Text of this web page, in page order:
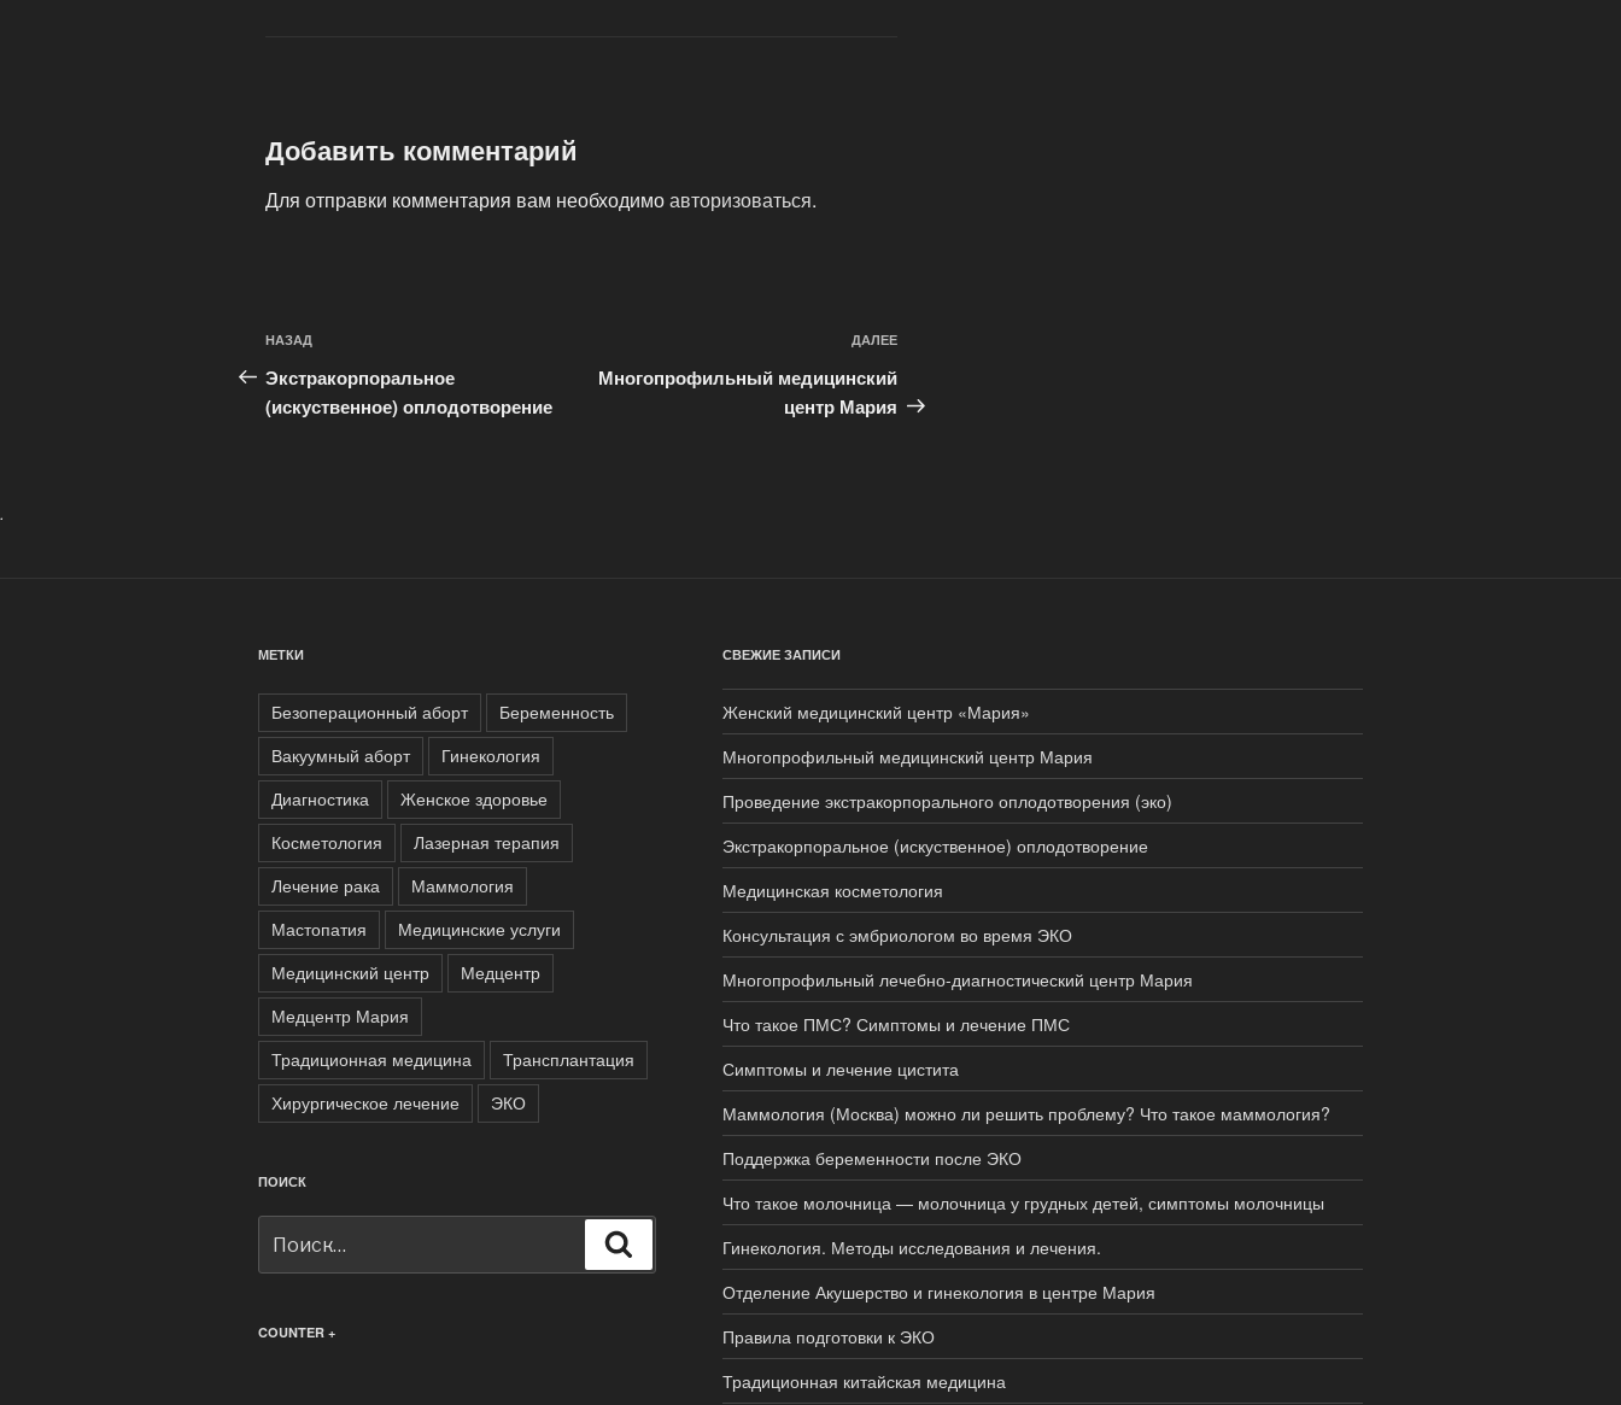
Добавить комментарий
Для отправки комментария вам необходимоавторизоваться.
Навигация
по
записям
Предыдущая
запись:
НАЗАД
Экстракорпоральное
(искуственное) оплодотворение
ДАЛЕЕ
Многопрофильный медицинский
центр Мария
.
МЕТКИ
Безоперационный аборт
Беременность
Вакуумный аборт
Гинекология
Диагностика
Женское здоровье
Косметология
Лазерная терапия
Лечение рака
Маммология
Мастопатия
Медицинские услуги
Медицинский центр
Медцентр
Медцентр Мария
Традиционная медицина
Трансплантация
Хирургическое лечение
ЭКО
ПОИСК
COUNTER +
СВЕЖИЕ ЗАПИСИ
Женский медицинский центр «Мария»
Многопрофильный медицинский центр Мария
Проведение экстракорпорального оплодотворения (эко)
Экстракорпоральное (искуственное) оплодотворение
Медицинская косметология
Консультация с эмбриологом во время ЭКО
Многопрофильный лечебно-диагностический центр Мария
Что такое ПМС? Симптомы и лечение ПМС
Симптомы и лечение цистита
Маммология (Москва) можно ли решить проблему? Что такое маммология?
Поддержка беременности после ЭКО
Что такое молочница — молочница у грудных детей, симптомы молочницы
Гинекология. Методы исследования и лечения.
Отделение Акушерство и гинекология в центре Мария
Правила подготовки к ЭКО
Традиционная китайская медицина